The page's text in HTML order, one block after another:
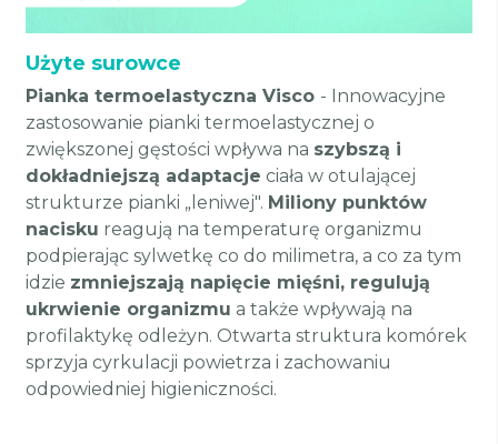
Użyte surowce
Pianka termoelastyczna Visco - Innowacyjne
zastosowanie pianki termoelastycznej o
zwiększonej gęstości wpływa na szybszą i
dokładniejszą adaptacje ciała w otulającej
strukturze pianki „leniwej". Miliony punktów
nacisku reagują na temperaturę organizmu
podpierając sylwetkę co do milimetra, a co za tym
idzie zmniejszają napięcie mięśni, regulują
ukrwienie organizmu a także wpływają na
profilaktykę odleżyn. Otwarta struktura komórek
sprzyja cyrkulacji powietrza i zachowaniu
odpowiedniej higieniczności.